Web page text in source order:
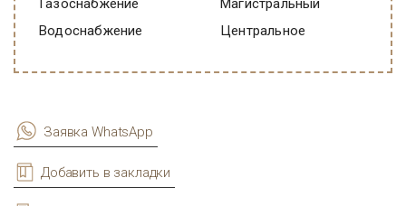
Газоснабжение
Магистральный
Водоснабжение
Центральное
Заявка WhatsApp
Добавить в закладки